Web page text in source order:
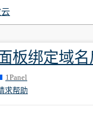
板绑定域
1Panel
求帮助